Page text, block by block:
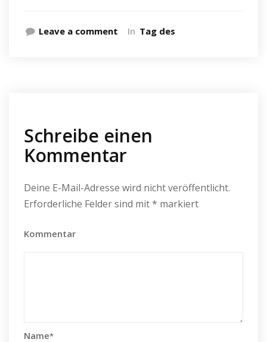
Leave a comment In Tag des
Schreibe einen
Kommentar
Deine E-Mail-Adresse wird nicht veröffentlicht.
Erforderliche Felder sind mit* markiert
Kommentar
Name*